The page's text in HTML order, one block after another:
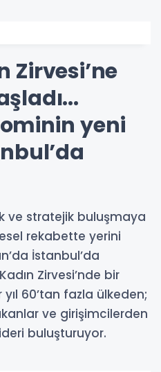
Zirvesi’ne
yeni
ve stratejik buluşmaya
rekabette yerini
İstanbul’da
Zirvesi’nde bir
60’tan fazla ülkeden;
ve girişimcilerden
buluşturuyor.